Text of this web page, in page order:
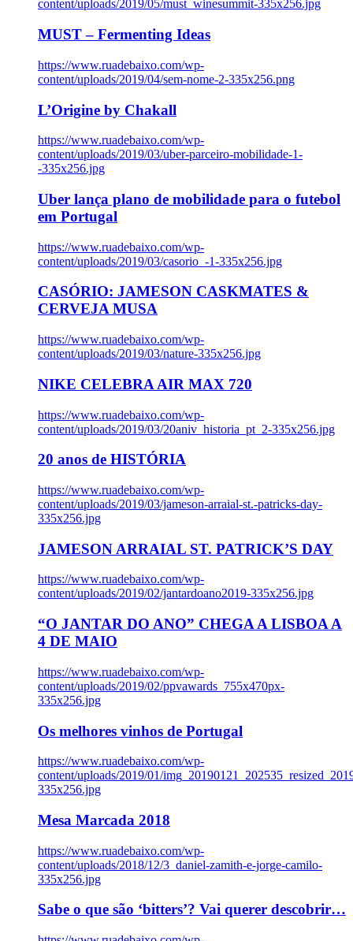
content/uploads/2019/05/must_winesummit-335x256.jpg
MUST – Fermenting Ideas
https://www.ruadebaixo.com/wp-
content/uploads/2019/04/sem-nome-2-335x256.png
L’Origine by Chakall
https://www.ruadebaixo.com/wp-
content/uploads/2019/03/uber-parceiro-mobilidade-1-
-335x256.jpg
Uber lança plano de mobilidade para o futebol
em Portugal
https://www.ruadebaixo.com/wp-
content/uploads/2019/03/casorio_-1-335x256.jpg
CASÓRIO: JAMESON CASKMATES &
CERVEJA MUSA
https://www.ruadebaixo.com/wp-
content/uploads/2019/03/nature-335x256.jpg
NIKE CELEBRA AIR MAX 720
https://www.ruadebaixo.com/wp-
content/uploads/2019/03/20aniv_historia_pt_2-335x256.jpg
20 anos de HISTÓRIA
https://www.ruadebaixo.com/wp-
content/uploads/2019/03/jameson-arraial-st.-patricks-day-
335x256.jpg
JAMESON ARRAIAL ST. PATRICK’S DAY
https://www.ruadebaixo.com/wp-
content/uploads/2019/02/jantardoano2019-335x256.jpg
“O JANTAR DO ANO” CHEGA A LISBOA A
4 DE MAIO
https://www.ruadebaixo.com/wp-
content/uploads/2019/02/ppvawards_755x470px-
335x256.jpg
Os melhores vinhos de Portugal
https://www.ruadebaixo.com/wp-
content/uploads/2019/01/
335x256.jpg
Mesa Marcada 2018
https://www.ruadebaixo.com/wp-
content/uploads/2018/12/3_daniel-zamith-e-jorge-camilo-
335x256.jpg
Sabe o que são ‘bitters’? Vai querer descobrir…